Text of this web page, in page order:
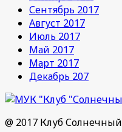
Сентябрь 2017
Август 2017
Июль 2017
Май 2017
Март 2017
Декабрь 207
@ 2017 Клуб Солнечный